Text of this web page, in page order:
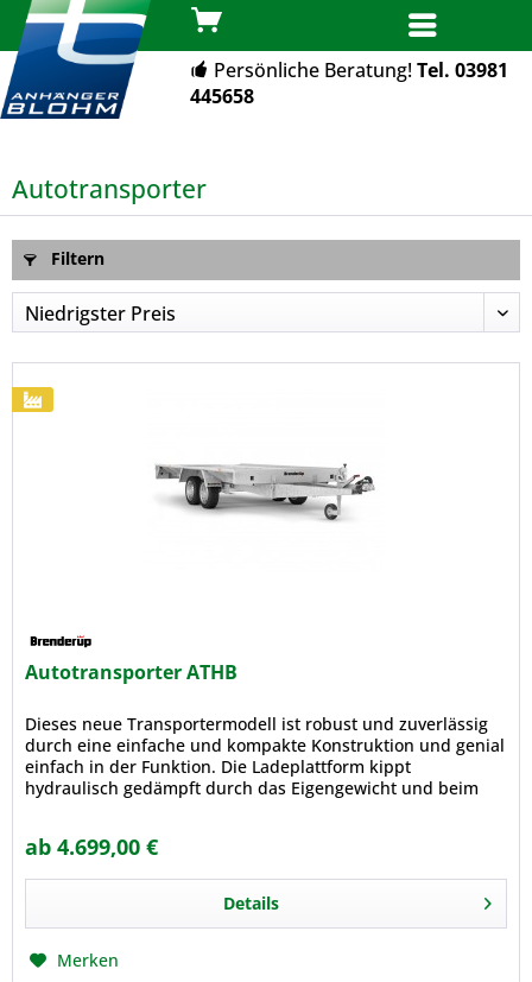
Persönliche Beratung!Tel. 03981
445658
Autotransporter
Filtern
Autotransporter ATHB
Dieses neue Transportermodell ist robust und zuverlässig
durch eine einfache und kompakte Konstruktion und genial
einfach in der Funktion. Die Ladeplattform kippt
hydraulisch gedämpft durch das Eigengewicht und beim
ab 4.699,00 €
Details
Merken